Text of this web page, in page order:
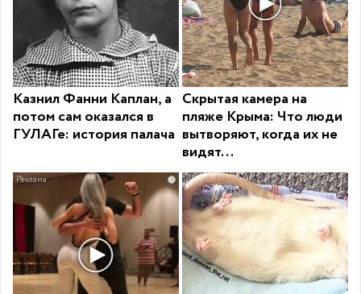
Казнил Фанни Каплан, а
потом сам оказался в
ГУЛАГе: история палача
Скрытая камера на
пляже Крыма: Что люди
вытворяют, когда их не
видят...
i